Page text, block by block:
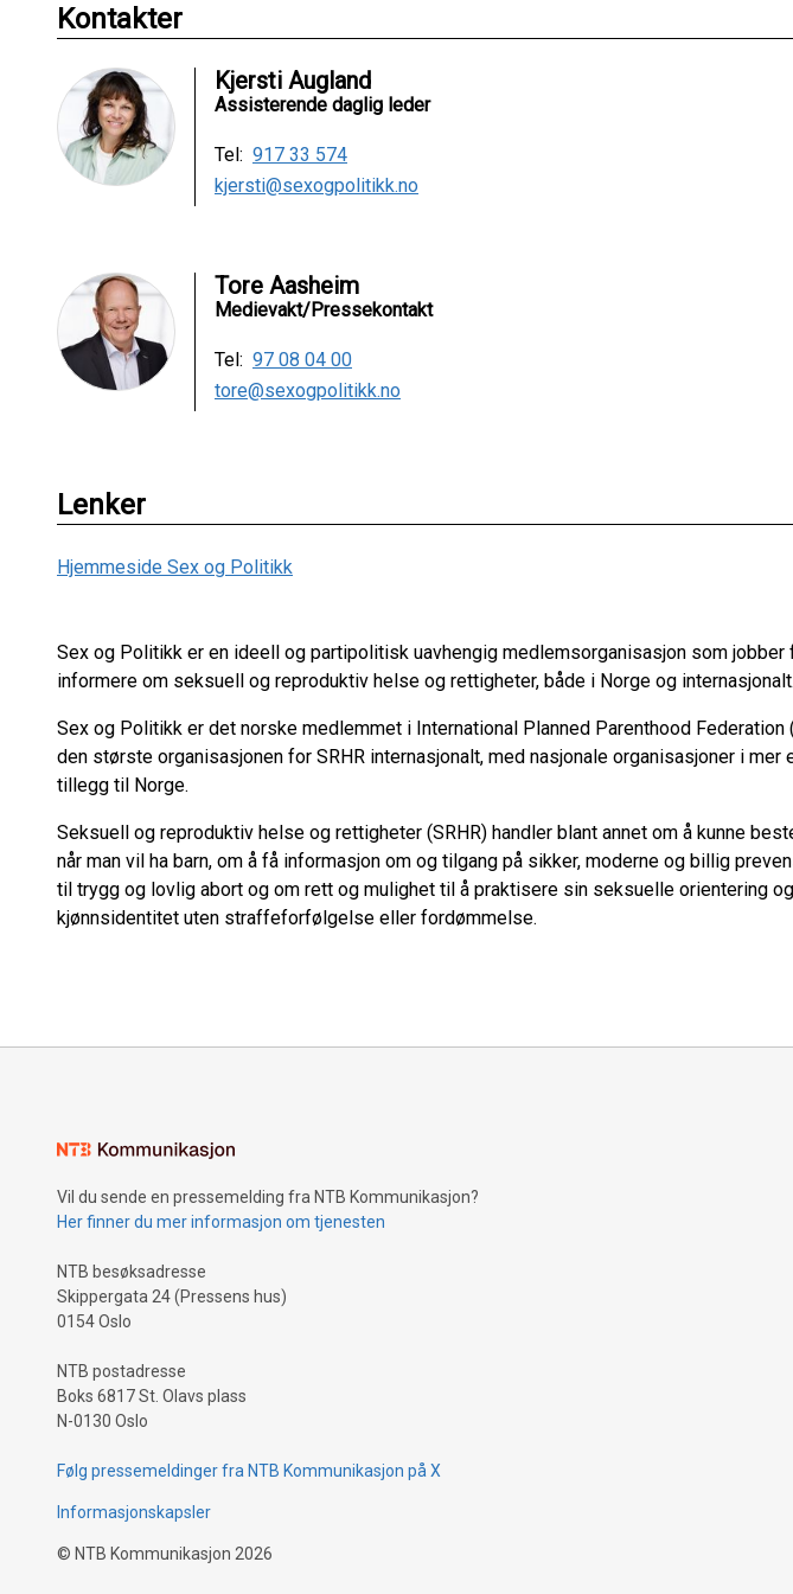
Kontakter
Kjersti Augland
Assisterende daglig leder
Tel: 917 33 574
kjersti@sexogpolitikk.no
Tore Aasheim
Medievakt/Pressekontakt
Tel: 97 08 04 00
tore@sexogpolitikk.no
Lenker
Hjemmeside Sex og Politikk
Sex og Politikk er en ideell og partipolitisk uavhengig medlemsorganisasjon som jobber
informere om seksuell og reproduktiv helse og rettigheter, både i Norge og internasjonalt.
Sex og Politikk er det norske medlemmet i International Planned Parenthood Federation
den største organisasjonen for SRHR internasjonalt, med nasjonale organisasjoner i mer
tillegg til Norge.
Seksuell og reproduktiv helse og rettigheter (SRHR) handler blant annet om å kunne
når man vil ha barn, om å få informasjon om og tilgang på sikker, moderne og billig
til trygg og lovlig abort og om rett og mulighet til å praktisere sin seksuelle orientering og
kjønnsidentitet uten straffeforfølgelse eller fordømmelse.
Vil du sende en pressemelding fra NTB Kommunikasjon?
Her finner du mer informasjon om tjenesten
NTB besøksadresse
Skippergata 24 (Pressens hus)
0154 Oslo
NTB postadresse
Boks 6817 St. Olavs plass
N-0130 Oslo
Følg pressemeldinger fra NTB Kommunikasjon på X
Informasjonskapsler
© NTB Kommunikasjon 2026